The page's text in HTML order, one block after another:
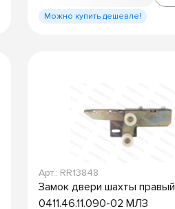
Можно купить дешевле!
Арт.: RR13848
Замок двери шахты правый
0411.46.11.090-02 МЛЗ